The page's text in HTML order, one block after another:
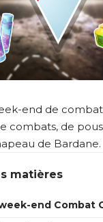
end de combat
combats, de
de Bardane.
matières
end Combat